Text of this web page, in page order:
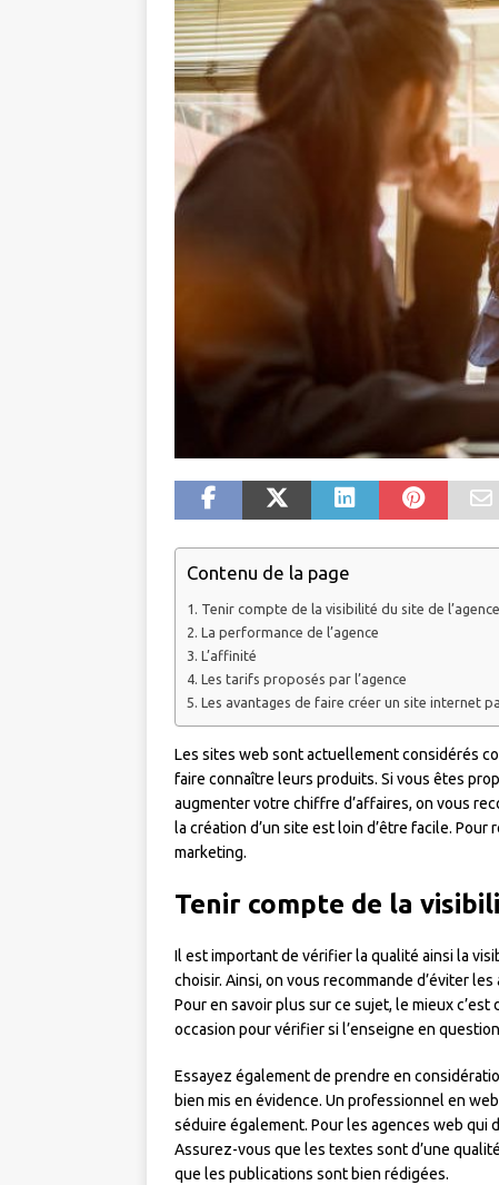
Contenu de la page
Tenir compte de la visibilité du site de l’agence
La performance de l’agence
L’affinité
Les tarifs proposés par l’agence
Les avantages de faire créer un site internet
Les sites web sont actuellement considérés
faire connaître leurs produits. Si vous êtes
augmenter votre chiffre d’affaires, on vous
la création d’un site est loin d’être facile.
marketing.
Tenir compte de la
Il est important de vérifier la qualité ainsi la
choisir. Ainsi, on vous recommande d’éviter
Pour en savoir plus sur ce sujet, le mieux
occasion pour vérifier si l’enseigne en
Essayez également de prendre en
bien mis en évidence. Un professionnel en
séduire également. Pour les agences web qui
Assurez-vous que les textes sont d’une
que les publications sont bien rédigées.